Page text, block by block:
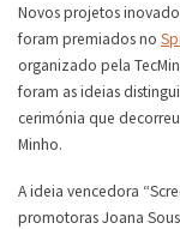
Novos projetos
foram premiados no
organizado pela
foram as ideias
cerimónia que
Minho.
A ideia vencedora
promotoras Joana